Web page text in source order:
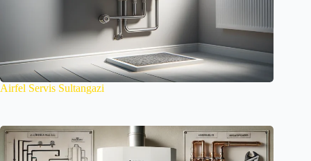
Airfel Servis Sultangazi